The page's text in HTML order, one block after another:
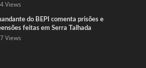
Views
do BEPI comenta prisões e
feitas em Serra Talhada
Views